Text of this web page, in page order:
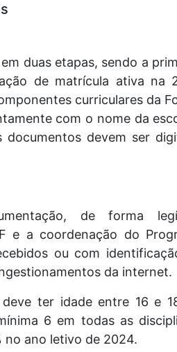
duas etapas, sendo a
de matrícula ativa na
curriculares da
com o nome da
devem ser
de forma
e a coordenação do
ou com
da internet.
ter idade entre 16 e
6 em todas as
no ano letivo de 2024.